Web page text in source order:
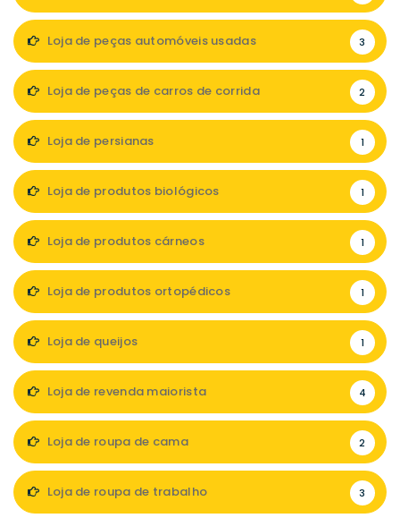
Loja de peças automóveis usadas 3
Loja de peças de carros de corrida 2
Loja de persianas 1
Loja de produtos biológicos 1
Loja de produtos cárneos 1
Loja de produtos ortopédicos 1
Loja de queijos 1
Loja de revenda maiorista 4
Loja de roupa de cama 2
Loja de roupa de trabalho 3